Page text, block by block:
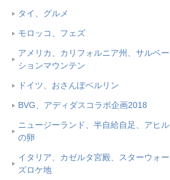
タイ、グルメ
モロッコ、フェズ
アメリカ、カリフォルニア州、サルベー
ションマウンテン
ドイツ、おさんぽベルリン
BVG、アディダスコラボ企画2018
ニュージーランド、半自給自足、アヒル
の卵
イタリア、カゼルタ宮殿、スターウォー
ズロケ地